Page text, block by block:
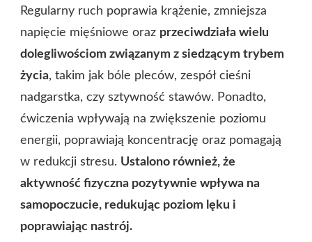
Regularny ruch poprawia krążenie, zmniejsza
napięcie mięśniowe oraz przeciwdziała wielu
dolegliwościom związanym z siedzącym trybem
życia, takim jak bóle pleców, zespół cieśni
nadgarstka, czy sztywność stawów. Ponadto,
ćwiczenia wpływają na zwiększenie poziomu
energii, poprawiają koncentrację oraz pomagają
w redukcji stresu. Ustalono również, że
aktywność fizyczna pozytywnie wpływa na
samopoczucie, redukując poziom lęku i
poprawiając nastrój.